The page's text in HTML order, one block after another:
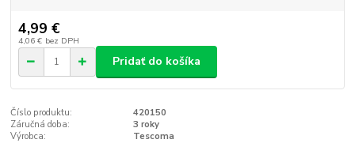
4,99 €
4,06 € bez DPH
Pridať do košíka
Číslo produktu:
420150
Záručná doba:
3 roky
Výrobca:
Tescoma